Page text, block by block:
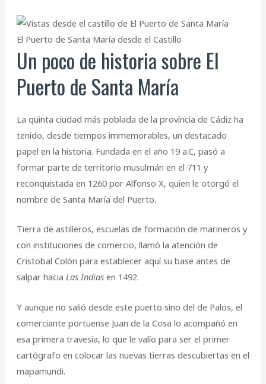
El Puerto de Santa María desde el Castillo
Un poco de historia sobre El
Puerto de Santa María
La quinta ciudad más poblada de la província de Cádiz ha
tenido, desde tiempos immemorables, un destacado
papel en la historia. Fundada en el año 19 a.C, pasó a
formar parte de territorio musulmán en el 711 y
reconquistada en 1260 por Alfonso X, quien le otorgó el
nombre de Santa María del Puerto.
Tierra de astilleros, escuelas de formación de marineros y
con instituciones de comercio, llamó la atención de
Cristobal Colón para establecer aquí su base antes de
salpar hacia Las Indiasen 1492.
Y aunque no salió desde este puerto sino del de Palos, el
comerciante portuense Juan de la Cosa lo acompañó en
esa primera travesía, lo que le valío para ser el primer
cartógrafo en colocar las nuevas tierras descubiertas en el
mapamundi.